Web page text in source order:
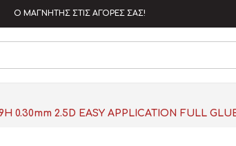
Ο ΜΑΓΝΗΤΗΣ ΣΤΙΣ ΑΓΟΡΕΣ ΣΑΣ!
0.30mm 2.5D EASY APPLICATION FULL